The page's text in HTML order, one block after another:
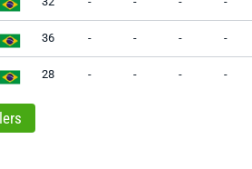
36 - - - -
28 - - - -